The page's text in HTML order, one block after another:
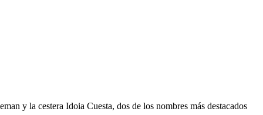
y la cestera Idoia Cuesta, dos de los nombres más destacados